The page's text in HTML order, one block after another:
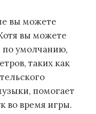
вы можете
вы можете
по умолчанию,
таких как
помогает
во время игры.